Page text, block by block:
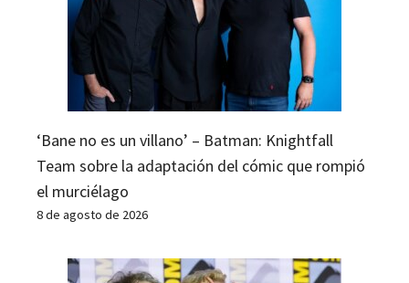
‘Bane no es un villano’ – Batman: Knightfall
Team sobre la adaptación del cómic que rompió
el murciélago
8 de agosto de 2026